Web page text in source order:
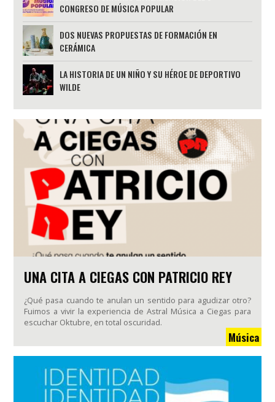
CONGRESO DE MÚSICA POPULAR
DOS NUEVAS PROPUESTAS DE FORMACIÓN EN
CERÁMICA
LA HISTORIA DE UN NIÑO Y SU HÉROE DE DEPORTIVO
WILDE
UNA CITA A CIEGAS CON PATRICIO REY
¿Qué pasa cuando te anulan un sentido para agudizar otro?
Fuimos a vivir la experiencia de Astral Música a Ciegas para
escuchar Oktubre, en total oscuridad.
Música